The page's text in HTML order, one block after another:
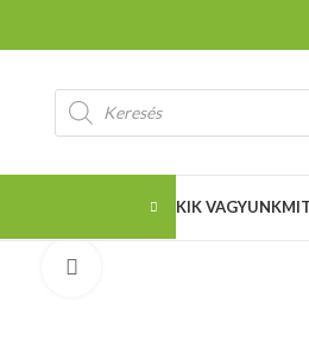
KIK VAGYUNK